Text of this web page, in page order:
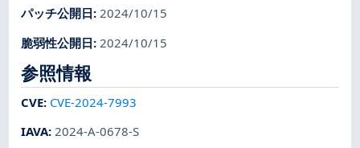
パッチ公開日:2024/10/15
脆弱性公開日: 2024/10/15
参照情報
CVE: CVE-2024-7993
IAVA: 2024-A-0678-S